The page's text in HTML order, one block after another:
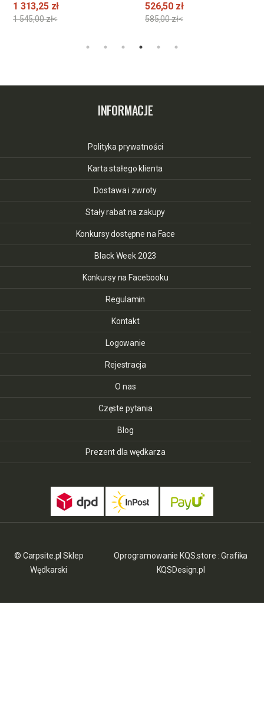
1 313,25 zł
1 545,00 zł<
526,50 zł
585,00 zł<
INFORMACJE
Polityka prywatności
Karta stałego klienta
Dostawa i zwroty
Stały rabat na zakupy
Konkursy dostępne na Face
Black Week 2023
Konkursy na Facebooku
Regulamin
Kontakt
Logowanie
Rejestracja
O nas
Częste pytania
Blog
Prezent dla wędkarza
© Carpsite.pl Sklep
Wędkarski
Oprogramowanie KQS.store :Grafika
KQSDesign.pl